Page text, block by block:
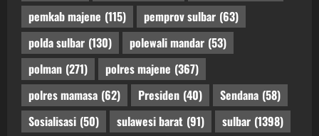
pemkab majene (115) pemprov sulbar (63)
polda sulbar (130) polewali mandar (53)
polman (271) polres majene (367)
polres mamasa (62) Presiden (40) Sendana (58)
Sosialisasi (50) sulawesi barat (91) sulbar (1398)